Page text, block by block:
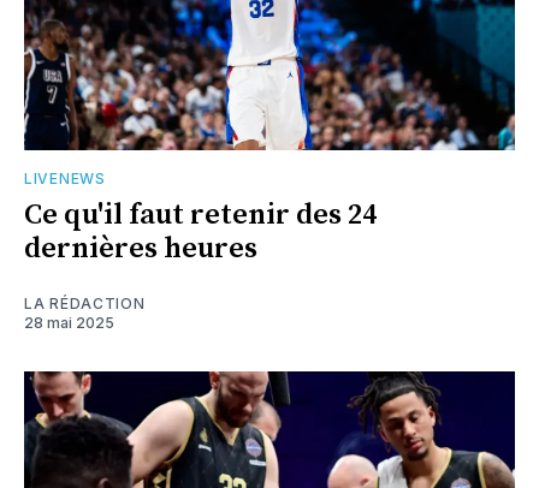
LIVENEWS
Ce qu'il faut retenir des 24
dernières heures
LA RÉDACTION
28 mai 2025